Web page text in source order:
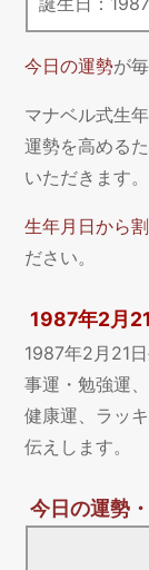
今日の運勢が
マナベル式生
運勢を高める
いただきます。
生年月日から
ださい。
1987年2月
1987年2月21
事運・勉強運
健康運、ラッ
伝えします。
今日の運勢